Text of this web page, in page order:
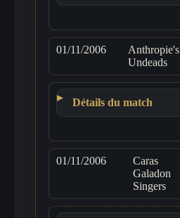
01/11/2006
Anthropie's
Undeads
Détails du match
01/11/2006
Caras
Galadon
Singers